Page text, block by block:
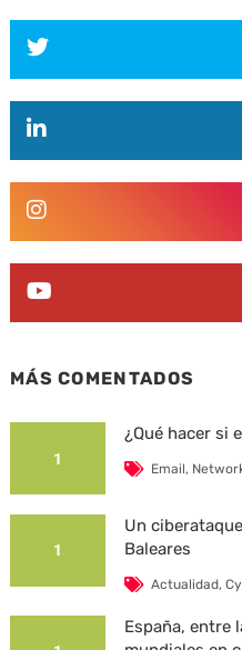
MÁS COMENTADOS
1
¿Qué hacer si
Email,
1
Un
Baleares
Actualidad,
España, entre